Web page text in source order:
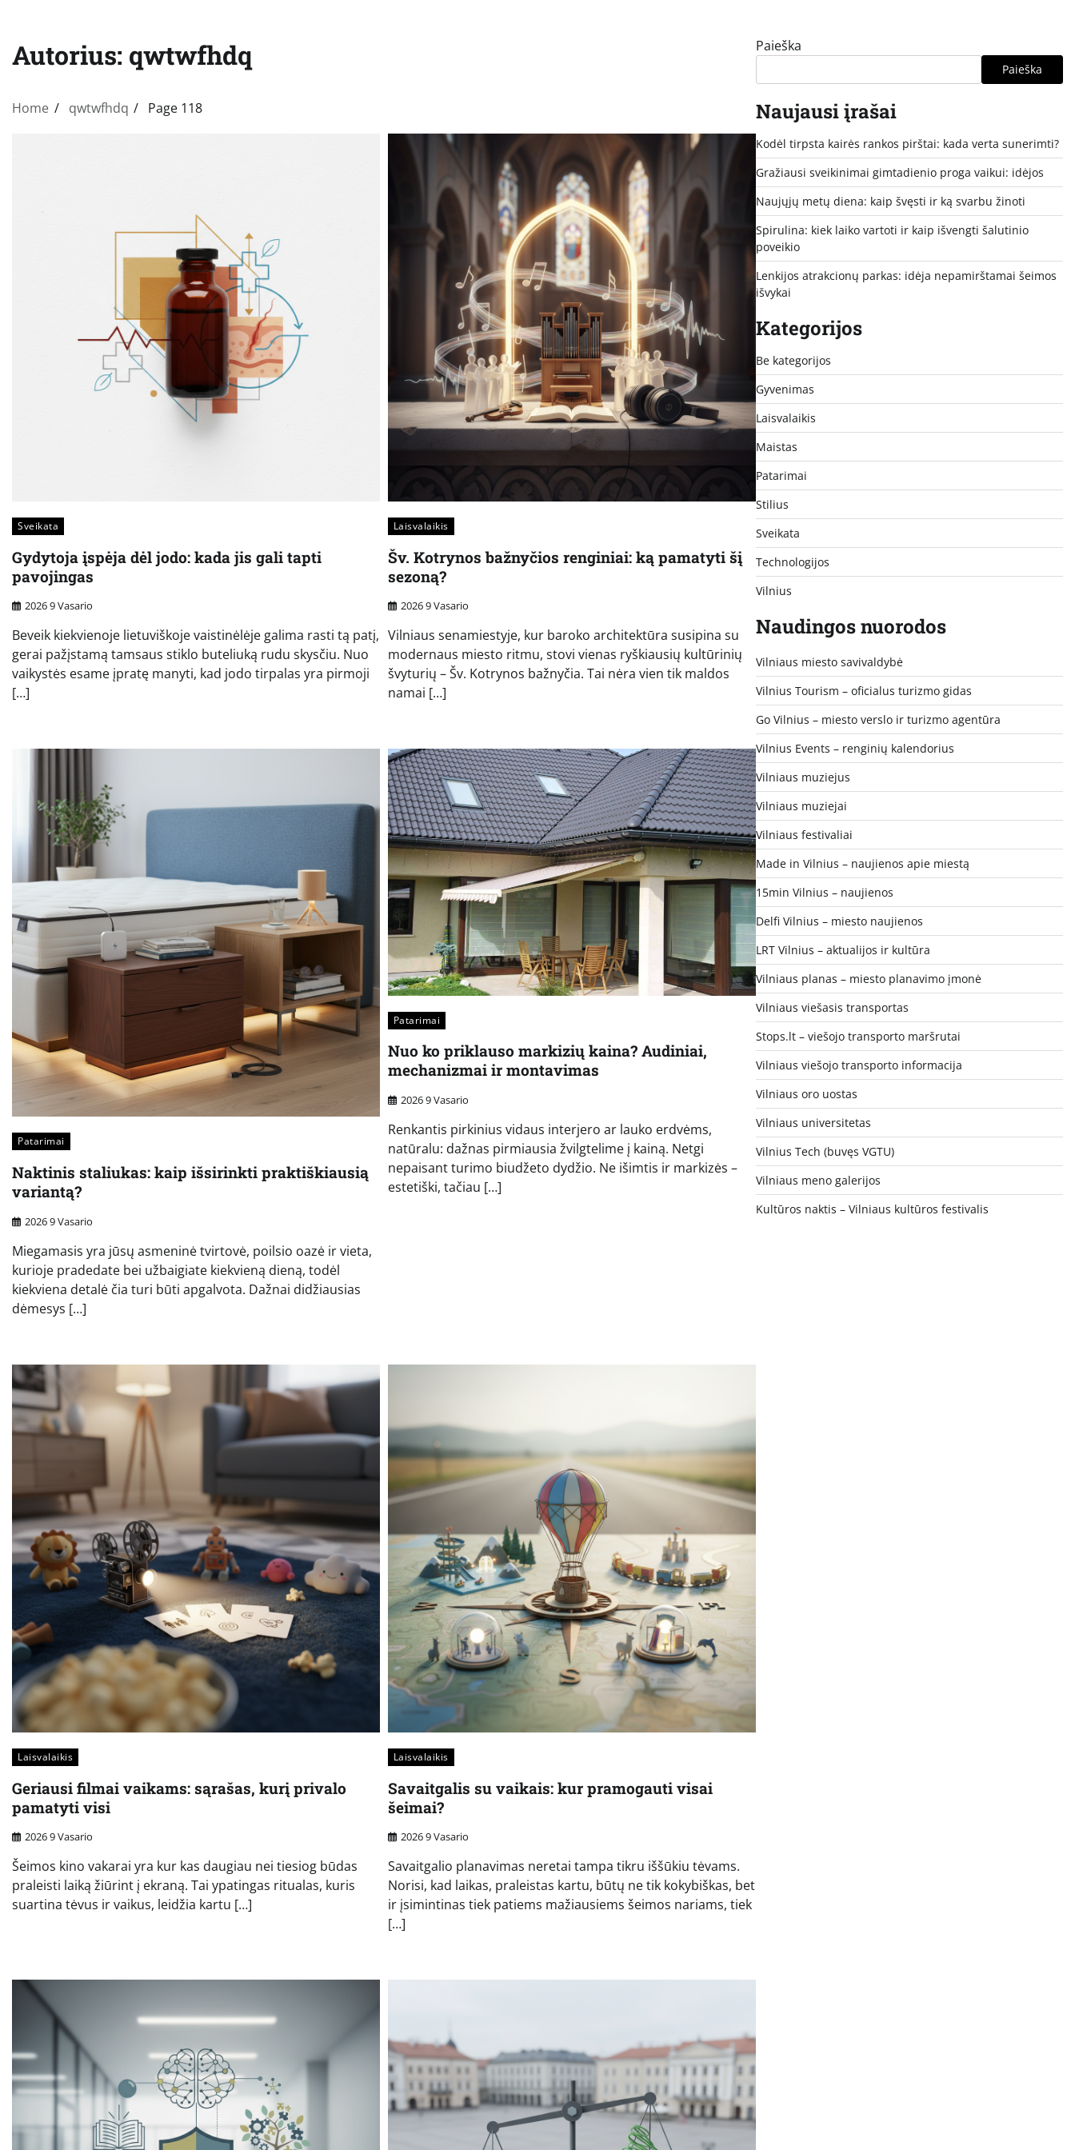
Autorius: qwtwfhdq
Home qwtwfhdq Page 118
Sveikata
Gydytoja įspėja dėl jodo: kada jis gali tapti
pavojingas
2026 9 Vasario
Beveik kiekvienoje lietuviškoje vaistinėlėje galima rasti tą patį,
gerai pažįstamą tamsaus stiklo buteliuką rudu skysčiu. Nuo
vaikystės esame įpratę manyti, kad jodo tirpalas yra pirmoji
[…]
Laisvalaikis
Šv. Kotrynos bažnyčios renginiai: ką pamatyti šį
sezoną?
2026 9 Vasario
Vilniaus senamiestyje, kur baroko architektūra susipina su
modernaus miesto ritmu, stovi vienas ryškiausių kultūrinių
švyturių – Šv. Kotrynos bažnyčia. Tai nėra vien tik maldos
namai […]
Patarimai
Naktinis staliukas: kaip išsirinkti praktiškiausią
variantą?
2026 9 Vasario
Miegamasis yra jūsų asmeninė tvirtovė, poilsio oazė ir vieta,
kurioje pradedate bei užbaigiate kiekvieną dieną, todėl
kiekviena detalė čia turi būti apgalvota. Dažnai didžiausias
dėmesys […]
Patarimai
Nuo ko priklauso markizių kaina? Audiniai,
mechanizmai ir montavimas
2026 9 Vasario
Renkantis pirkinius vidaus interjero ar lauko erdvėms,
natūralu: dažnas pirmiausia žvilgtelime į kainą. Netgi
nepaisant turimo biudžeto dydžio. Ne išimtis ir markizės –
estetiški, tačiau […]
Laisvalaikis
Geriausi filmai vaikams: sąrašas, kurį privalo
pamatyti visi
2026 9 Vasario
Šeimos kino vakarai yra kur kas daugiau nei tiesiog būdas
praleisti laiką žiūrint į ekraną. Tai ypatingas ritualas, kuris
suartina tėvus ir vaikus, leidžia kartu […]
Laisvalaikis
Savaitgalis su vaikais: kur pramogauti visai
šeimai?
2026 9 Vasario
Savaitgalio planavimas neretai tampa tikru iššūkiu tėvams.
Norisi, kad laikas, praleistas kartu, būtų ne tik kokybiškas, bet
ir įsimintinas tiek patiems mažiausiems šeimos nariams, tiek
[…]
Paieška
Paieška
Naujausi įrašai
Kodėl tirpsta kairės rankos pirštai: kada verta sunerimti?
Gražiausi sveikinimai gimtadienio proga vaikui: idėjos
Naujųjų metų diena: kaip švęsti ir ką svarbu žinoti
Spirulina: kiek laiko vartoti ir kaip išvengti šalutinio
poveikio
Lenkijos atrakcionų parkas: idėja nepamirštamai šeimos
išvykai
Kategorijos
Be kategorijos
Gyvenimas
Laisvalaikis
Maistas
Patarimai
Stilius
Sveikata
Technologijos
Vilnius
Naudingos nuorodos
Vilniaus miesto savivaldybė
Vilnius Tourism – oficialus turizmo gidas
Go Vilnius – miesto verslo ir turizmo agentūra
Vilnius Events – renginių kalendorius
Vilniaus muziejus
Vilniaus muziejai
Vilniaus festivaliai
Made in Vilnius – naujienos apie miestą
15min Vilnius – naujienos
Delfi Vilnius – miesto naujienos
LRT Vilnius – aktualijos ir kultūra
Vilniaus planas – miesto planavimo įmonė
Vilniaus viešasis transportas
Stops.lt – viešojo transporto maršrutai
Vilniaus viešojo transporto informacija
Vilniaus oro uostas
Vilniaus universitetas
Vilnius Tech (buvęs VGTU)
Vilniaus meno galerijos
Kultūros naktis – Vilniaus kultūros festivalis